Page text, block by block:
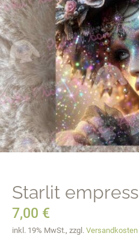
Starlit empress
7,00 €
inkl. 19% MwSt., zzgl. Versandkosten